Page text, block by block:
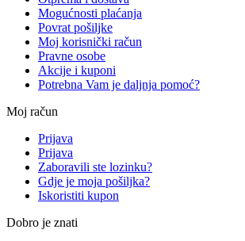
Mogućnosti plaćanja
Povrat pošiljke
Moj korisnički račun
Pravne osobe
Akcije i kuponi
Potrebna Vam je daljnja pomoć?
Moj račun
Prijava
Prijava
Zaboravili ste lozinku?
Gdje je moja pošiljka?
Iskoristiti kupon
Dobro je znati